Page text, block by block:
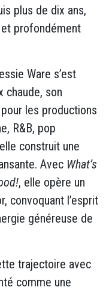
plus de dix ans,
profondément
Ware s’est
chaude, son
les productions
R&B, pop
construit une
Avec What’s
, elle opère un
convoquant l’esprit
généreuse de
trajectoire avec
comme une